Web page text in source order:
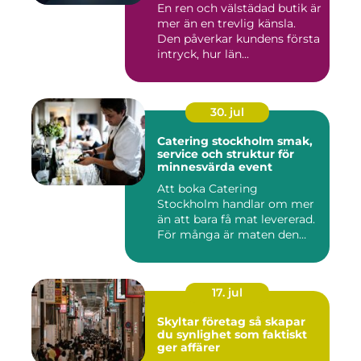
En ren och välstädad butik är
mer än en trevlig känsla.
Den påverkar kundens första
intryck, hur län...
30. jul
Catering stockholm smak,
service och struktur för
minnesvärda event
Att boka Catering
Stockholm handlar om mer
än att bara få mat levererad.
För många är maten den
17. jul
Skyltar företag så skapar
du synlighet som faktiskt
ger affärer